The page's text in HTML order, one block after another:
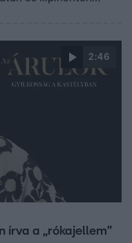
2:46
írva a „rókajellem”